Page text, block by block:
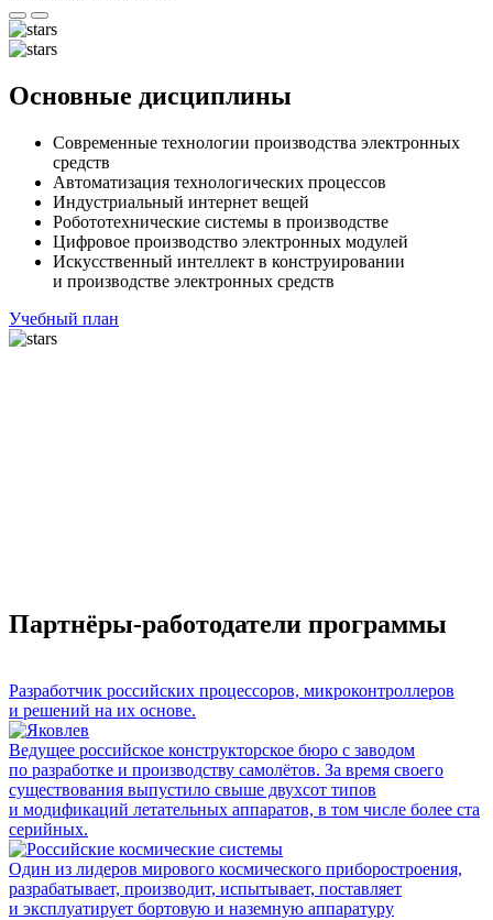
Основные дисциплины
Современные технологии производства электронных
средств
Автоматизация технологических процессов
Индустриальный интернет вещей
Робототехнические системы в производстве
Цифровое производство электронных модулей
Искусственный интеллект в конструировании
и производстве электронных средств
Учебный план
Партнёры-работодатели программы
Разработчик российских процессоров, микроконтроллеров
и решений на их основе.
Ведущее российское конструкторское бюро с заводом
по разработке и производству самолётов. За время своего
существования выпустило свыше двухсот типов
и модификаций летательных аппаратов, в том числе более ста
серийных.
Один из лидеров мирового космического приборостроения,
разрабатывает, производит, испытывает, поставляет
и эксплуатирует бортовую и наземную аппаратуру